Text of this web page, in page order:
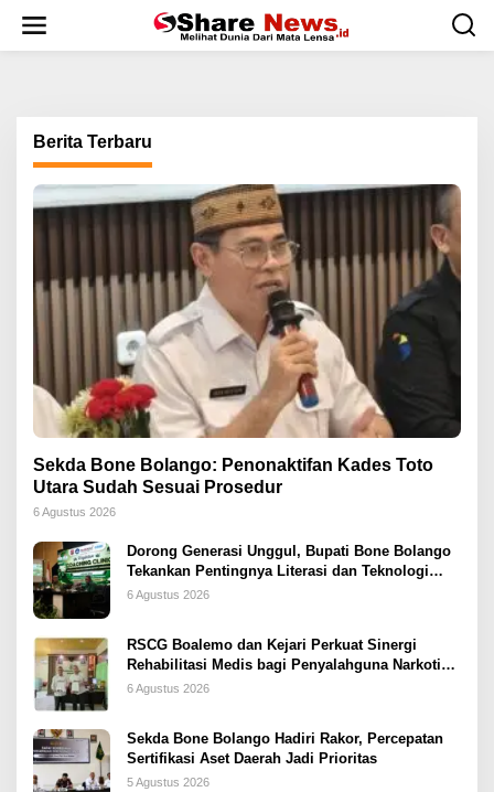
w
Berita Terbaru
Sekda Bone Bolango: Penonaktifan Kades Toto
Utara Sudah Sesuai Prosedur
6 Agustus 2026
Dorong Generasi Unggul, Bupati Bone Bolango
Tekankan Pentingnya Literasi dan Teknologi
sejak Dini
6 Agustus 2026
RSCG Boalemo dan Kejari Perkuat Sinergi
Rehabilitasi Medis bagi Penyalahguna Narkotika
melalui Keadilan Restoratif
6 Agustus 2026
Sekda Bone Bolango Hadiri Rakor, Percepatan
Sertifikasi Aset Daerah Jadi Prioritas
5 Agustus 2026